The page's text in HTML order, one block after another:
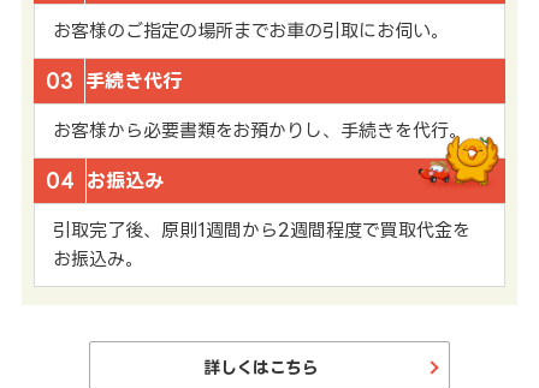
お客様のご指定の場所までお車の引取にお伺い。
03 手続き代行
お客様から必要書類をお預かりし、手続きを代行。
04 お振込み
引取完了後、原則1週間から2週間程度で買取代金を
お振込み。
詳しくはこちら